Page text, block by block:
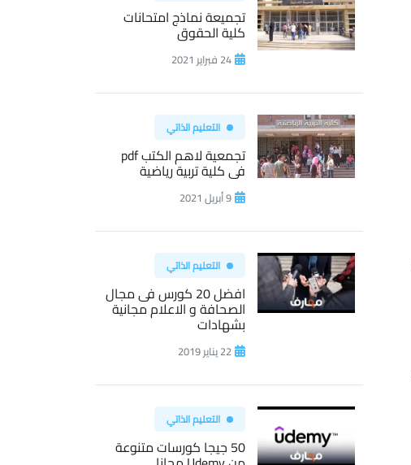
تجميعة نماذج امتحانات
كلية الحقوق
24 فبراير 2021
التعليم الذاتي
تجمعية لاهم الكتب pdf
فى كلية تربية رياضية
9 أبريل 2021
التعليم الذاتي
افضل 20 كورس فى مجال
الصحافة و الاعلام مجانية
بشهادات
22 يناير 2019
التعليم الذاتي
50 جيجا كورسات متنوعة